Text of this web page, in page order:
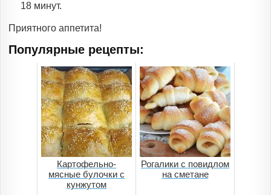
18 минут.
Приятного аппетита!
Популярные рецепты:
Картофельно-
мясные булочки с
кунжутом
Рогалики с повидлом
на сметане